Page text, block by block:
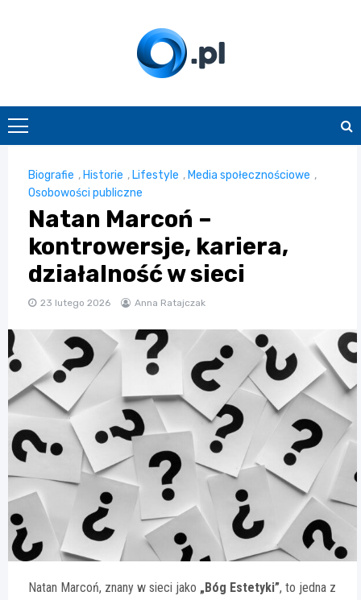
O.pl
Biografie , Historie , Lifestyle , Media społecznościowe ,
Osobowości publiczne
Natan Marcoń –
kontrowersje, kariera,
działalność w sieci
23 lutego 2026 Anna Ratajczak
Natan Marcoń, znany w sieci jako „Bóg Estetyki”, to jedna z